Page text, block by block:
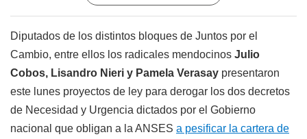
Diputados de los distintos bloques de Juntos por el
Cambio, entre ellos los radicales mendocinos Julio
Cobos, Lisandro Nieri y Pamela Verasay presentaron
este lunes proyectos de ley para derogar los dos decretos
de Necesidad y Urgencia dictados por el Gobierno
nacional que obligan a la ANSES a pesificar la cartera de